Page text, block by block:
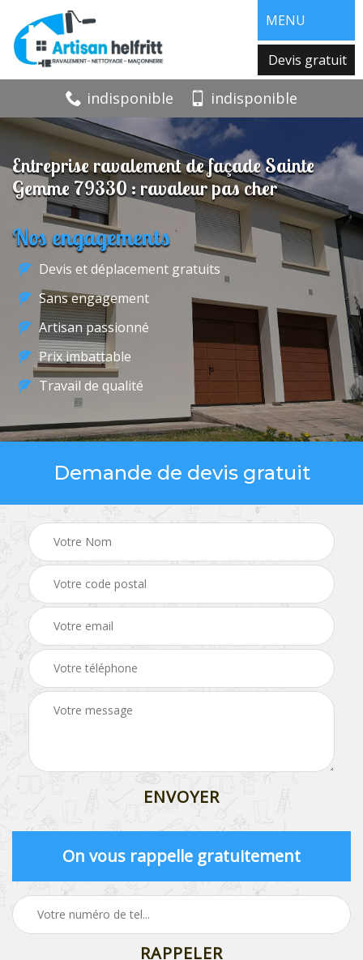
MENU
Devis gratuit
indisponible indisponible
Entreprise ravalement de façade Sainte
Gemme 79330 : ravaleur pas cher
Nos engagements
Devis et déplacement gratuits
Sans engagement
Artisan passionné
Prix imbattable
Travail de qualité
Demande de devis gratuit
On vous rappelle gratuitement